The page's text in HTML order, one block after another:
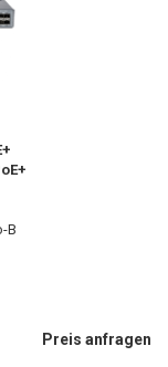
B
Preis anfragen